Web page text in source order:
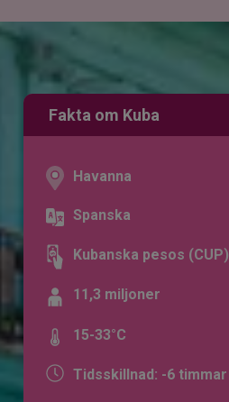
Fakta om Kuba
Havanna
Spanska
Kubanska pesos (CUP)
11,3 miljoner
15-33°C
Tidsskillnad: -6 timmar